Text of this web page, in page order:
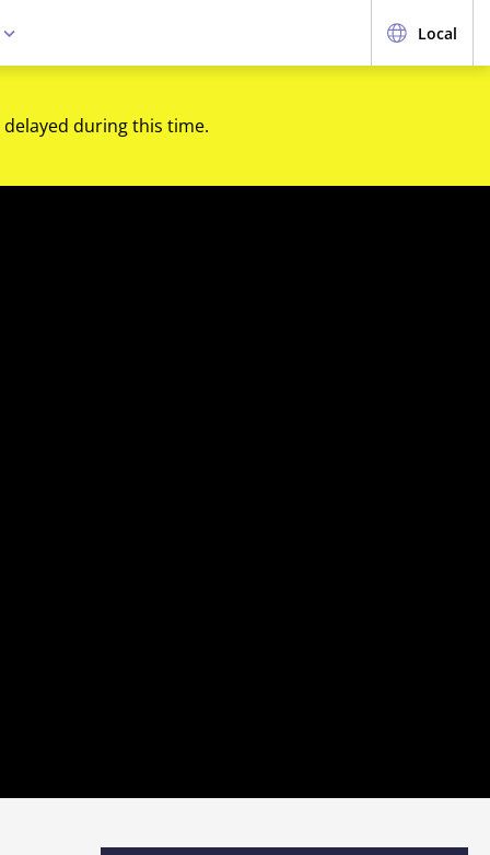
Local
during this time.